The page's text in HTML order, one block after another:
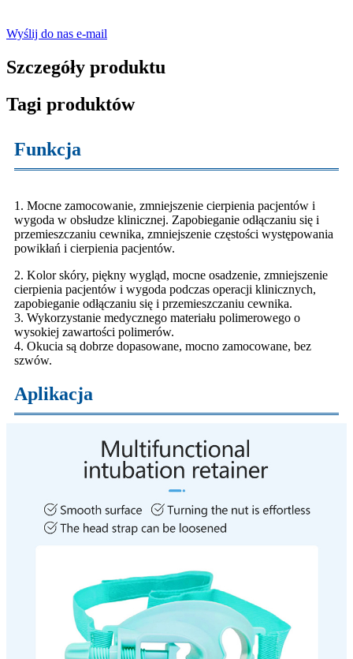
Wyślij do nas e-mail
Szczegóły produktu
Tagi produktów
Funkcja
1. Mocne zamocowanie, zmniejszenie cierpienia pacjentów i
wygoda w obsłudze klinicznej. Zapobieganie odłączaniu się i
przemieszczaniu cewnika, zmniejszenie częstości występowania
powikłań i cierpienia pacjentów.
2. Kolor skóry, piękny wygląd, mocne osadzenie, zmniejszenie
cierpienia pacjentów i wygoda podczas operacji klinicznych,
zapobieganie odłączaniu się i przemieszczaniu cewnika.
3. Wykorzystanie medycznego materiału polimerowego o
wysokiej zawartości polimerów.
4. Okucia są dobrze dopasowane, mocno zamocowane, bez
szwów.
Aplikacja